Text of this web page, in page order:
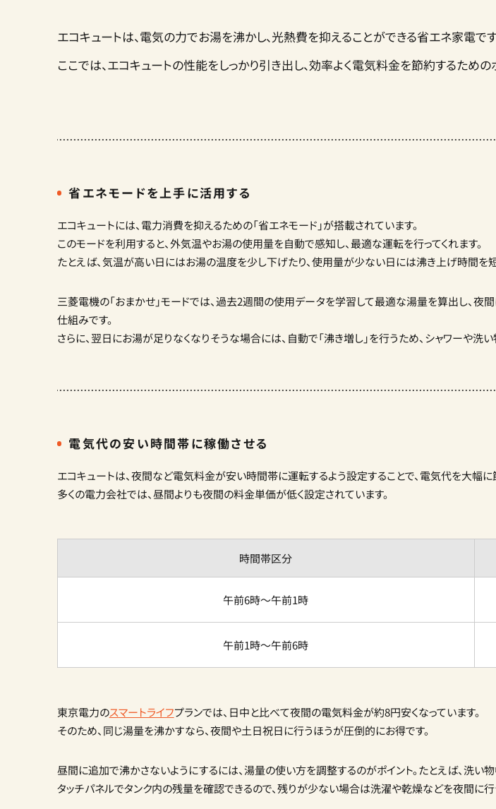
エコキュートは、電気の力でお湯を沸かし、光熱費を抑えることができる省エネ家電です
ここでは、エコキュートの性能をしっかり引き出し、効率よく電気料金を節約するための
省エネモードを上手に活用する
エコキュートには、電力消費を抑えるための「省エネモード」が搭載されています。
このモードを利用すると、外気温やお湯の使用量を自動で感知し、最適な運転を行ってくれます。
たとえば、気温が高い日にはお湯の温度を少し下げたり、使用量が少ない日には沸き上げ時間を
三菱電機の「おまかせ」モードでは、過去2週間の使用データを学習して最適な湯量を算出し、夜
仕組みです。
さらに、翌日にお湯が足りなくなりそうな場合には、自動で「沸き増し」を行うため、シャワーや洗
電気代の安い時間帯に稼働させる
エコキュートは、夜間など電気料金が安い時間帯に運転するよう設定することで、電気代を大幅に
多くの電力会社では、昼間よりも夜間の料金単価が低く設定されています。
時間帯区分
午前6時～午前1時
午前1時～午前6時
東京電力のスマートライフプランでは、日中と比べて夜間の電気料金が約8円安くなっています。
そのため、同じ湯量を沸かすなら、夜間や土日祝日に行うほうが圧倒的にお得です。
昼間に追加で沸かさないようにするには、湯量の使い方を調整するのがポイント。たとえば、洗い
タッチパネルでタンク内の残量を確認できるので、残りが少ない場合は洗濯や乾燥などを夜間に行